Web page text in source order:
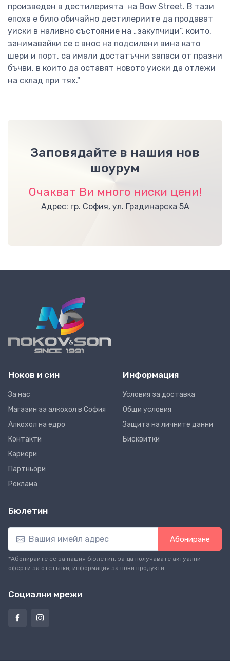
произведен в дестилерията на Bow Street. В тази
епоха е било обичайно дестилериите да продават
уиски в наливно състояние на „закупчици”, които,
занимавайки се с внос на подсилени вина като
шери и порт, са имали достатъчни запаси от празни
бъчви, в които да оставят новото уиски да отлежи
на склад при тях."
Заповядайте в нашия нов
шоурум
Очакват Ви много ниски цени!
Адрес: гр. София, ул. Градинарска 5А
Ноков и син
За нас
Магазин за алкохол в София
Алкохол на едро
Контакти
Кариери
Партньори
Реклама
Информация
Условия за доставка
Общи условия
Защита на личните данни
Бисквитки
Бюлетин
Абониране
*Абонирайте се за нашия бюлетин, за да получавате актуални
оферти за отстъпки, информация за нови продукти.
Социални мрежи